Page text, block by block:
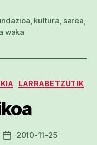
kultura sarea
waka
LARRABETZUTIK
Argitalpenaren
2010-11-25